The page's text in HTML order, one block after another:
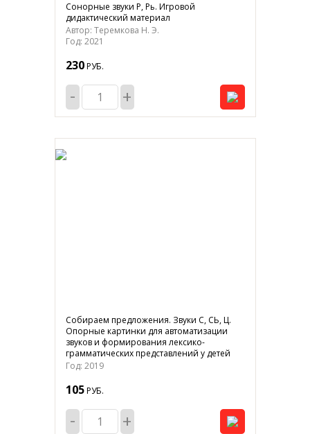
Сонорные звуки Р, Рь. Игровой
дидактический материал
Автор: Теремкова Н. Э.
Год: 2021
230РУБ.
- +
Собираем предложения. Звуки С, СЬ, Ц.
Опорные картинки для автоматизации
звуков и формирования лексико-
грамматических представлений у детей
Год: 2019
105РУБ.
- +